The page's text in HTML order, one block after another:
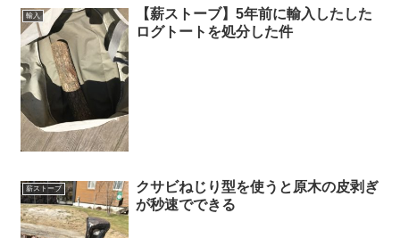
輸入
【薪ストーブ】5年前に輸入したした
ログトートを処分した件
薪ストーブ
クサビねじり型を使うと原木の皮剥ぎ
が秒速でできる